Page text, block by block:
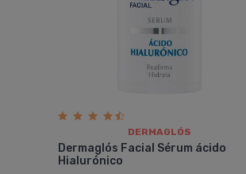
DERMAGLÓS
Dermaglós Facial Sérum ácido
Hialurónico